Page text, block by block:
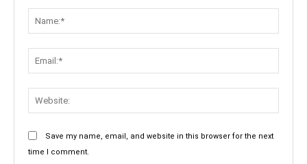
Save my name, email, and website in this browser for the next
time I comment.